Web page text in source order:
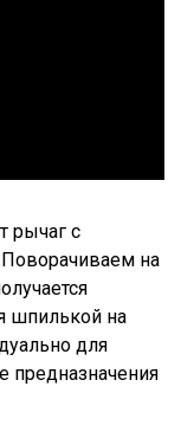
рычаг с
на
шпилькой на
для
предназначения